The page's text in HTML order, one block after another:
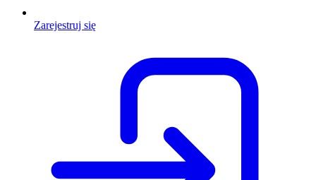
Zarejestruj się